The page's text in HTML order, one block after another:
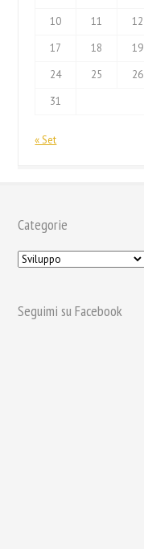
10
11 12
17
18 19
24
25 26
31
« Set
Categorie
Seguimi su Facebook